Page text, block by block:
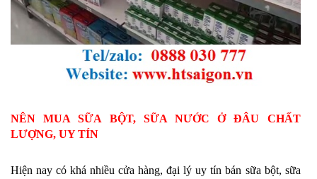
NÊN MUA SỮA BỘT, SỮA NƯỚC Ở ĐÂU CHẤT
LƯỢNG, UY TÍN
Hiện nay có khá nhiều cửa hàng, đại lý uy tín bán sữa bột, sữa